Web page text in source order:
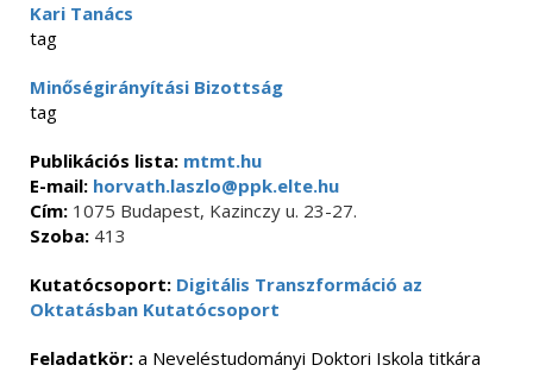
Kari Tanács
tag
Minőségirányítási Bizottság
tag
Publikációs lista: mtmt.hu
E-mail: horvath.laszlo@ppk.elte.hu
Cím: 1075 Budapest, Kazinczy u. 23-27.
Szoba: 413
Kutatócsoport: Digitális Transzformáció az
Oktatásban Kutatócsoport
Feladatkör: a Neveléstudományi Doktori Iskola titkára